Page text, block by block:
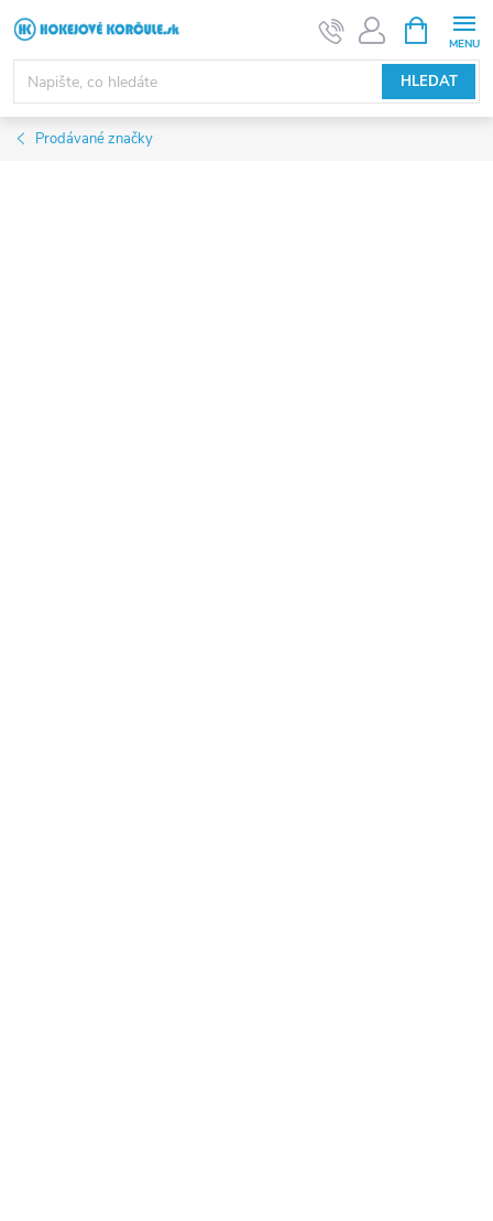
Přejít
na
obsah
HLEDAT
NÁKUPNÍ
KOŠÍK
Prodávané značky